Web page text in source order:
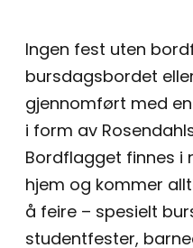
Ingen fest uten
bursdagsbordet
gjennomført med
i form av
Bordflagget finnes i
hjem og kommer
å feire – spesielt
studentfester,